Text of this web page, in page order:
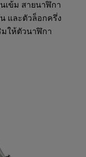
เข้ม สายนาฬิกา
และตัวล็อกครึ่ง
มให้ตัวนาฬิกา